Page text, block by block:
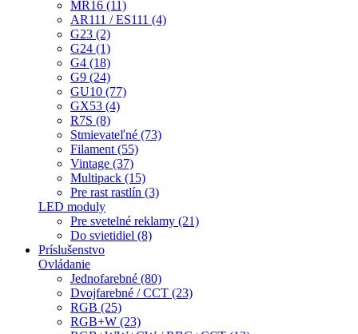
MR16 (11)
AR111 / ES111 (4)
G23 (2)
G24 (1)
G4 (18)
G9 (24)
GU10 (77)
GX53 (4)
R7S (8)
Stmievateľné (73)
Filament (55)
Vintage (37)
Multipack (15)
Pre rast rastlín (3)
LED moduly
Pre svetelné reklamy (21)
Do svietidiel (8)
Príslušenstvo
Ovládanie
Jednofarebné (80)
Dvojfarebné / CCT (23)
RGB (25)
RGB+W (23)